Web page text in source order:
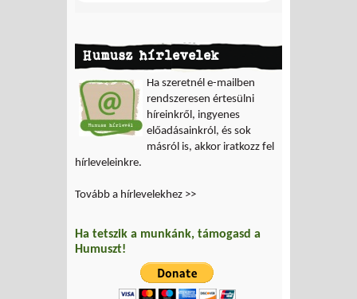
Humusz hírlevelek
Ha szeretnél e-mailben
rendszeresen értesülni
híreinkről, ingyenes
előadásainkról, és sok
másról is, akkor iratkozz fel
hírleveleinkre.
Tovább a hírlevelekhez >>
Ha tetszik a munkánk, támogasd a
Humuszt!